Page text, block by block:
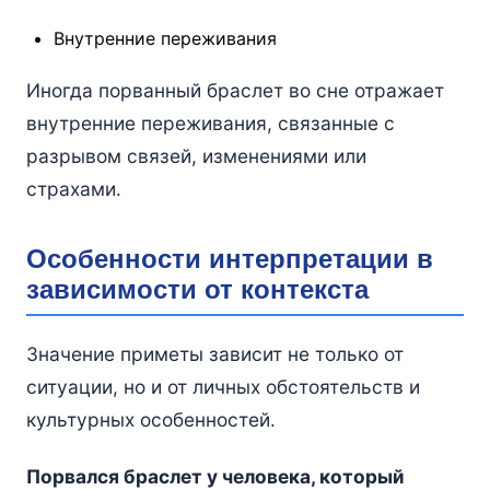
Внутренние переживания
Иногда порванный браслет во сне отражает
внутренние переживания, связанные с
разрывом связей, изменениями или
страхами.
Особенности интерпретации в
зависимости от контекста
Значение приметы зависит не только от
ситуации, но и от личных обстоятельств и
культурных особенностей.
Порвался браслет у человека, который